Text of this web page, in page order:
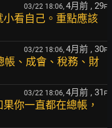
03/22 18:06, 4月前 , 29F
看自己。重點應該
03/22 18:06, 4月前 , 30F
帳、成會、稅務、財
03/22 18:06, 4月前 , 31 F
你一直都在總帳，